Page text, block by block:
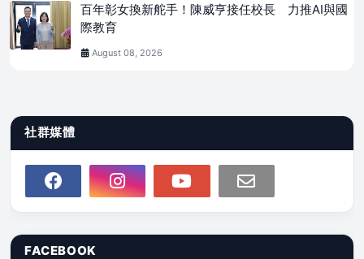
百年彰女換新舵手！陳威亨接任校長 力推AI與國
際教育
August 08, 2026
社群媒體
FACEBOOK